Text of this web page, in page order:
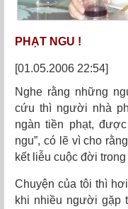
PHẠT NGU !
[01.05.2006 22:54]
Nghe rằng những
cứu thì người nhà
ngàn tiền phạt,
ngu”, có lẽ vì cho
kết liễu cuộc đời
Chuyện của tôi thì
khi nhiều người gặp